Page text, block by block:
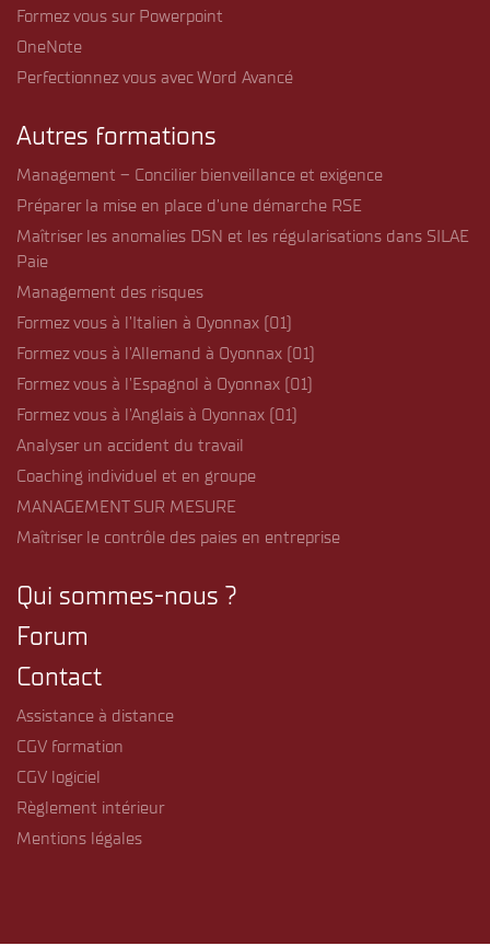
Formez vous sur Powerpoint
OneNote
Perfectionnez vous avec Word Avancé
Autres formations
Management – Concilier bienveillance et exigence
Préparer la mise en place d’une démarche RSE
Maîtriser les anomalies DSN et les régularisations dans SILAE
Paie
Management des risques
Formez vous à l’Italien à Oyonnax (01)
Formez vous à l’Allemand à Oyonnax (01)
Formez vous à l’Espagnol à Oyonnax (01)
Formez vous à l’Anglais à Oyonnax (01)
Analyser un accident du travail
Coaching individuel et en groupe
MANAGEMENT SUR MESURE
Maîtriser le contrôle des paies en entreprise
Qui sommes-nous ?
Forum
Contact
Assistance à distance
CGV formation
CGV logiciel
Règlement intérieur
Mentions légales